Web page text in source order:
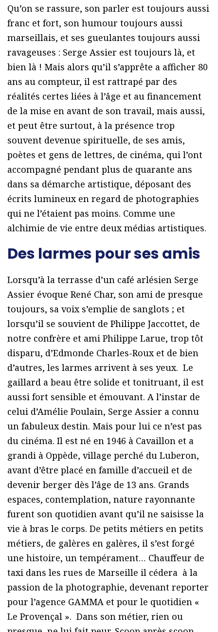
Qu’on se rassure, son parler est toujours aussi
franc et fort, son humour toujours aussi
marseillais, et ses gueulantes toujours aussi
ravageuses : Serge Assier est toujours là, et
bien là ! Mais alors qu’il s’apprête a afficher 80
ans au compteur, il est rattrapé par des
réalités certes liées à l’âge et au financement
de la mise en avant de son travail, mais aussi,
et peut être surtout, à la présence trop
souvent devenue spirituelle, de ses amis,
poètes et gens de lettres, de cinéma, qui l’ont
accompagné pendant plus de quarante ans
dans sa démarche artistique, déposant des
écrits lumineux en regard de photographies
qui ne l’étaient pas moins. Comme une
alchimie de vie entre deux médias artistiques.
Des larmes pour ses amis
Lorsqu’à la terrasse d’un café arlésien Serge
Assier évoque René Char, son ami de presque
toujours, sa voix s’emplie de sanglots ; et
lorsqu’il se souvient de Philippe Jaccottet, de
notre confrère et ami Philippe Larue, trop tôt
disparu, d’Edmonde Charles-Roux et de bien
d’autres, les larmes arrivent à ses yeux. Le
gaillard a beau être solide et tonitruant, il est
aussi fort sensible et émouvant. A l’instar de
celui d’Amélie Poulain, Serge Assier a connu
un fabuleux destin. Mais pour lui ce n’est pas
du cinéma. Il est né en 1946 à Cavaillon et a
grandi à Oppède, village perché du Luberon,
avant d’être placé en famille d’accueil et de
devenir berger dès l’âge de 13 ans. Grands
espaces, contemplation, nature rayonnante
furent son quotidien avant qu’il ne saisisse la
vie à bras le corps. De petits métiers en petits
métiers, de galères en galères, il s’est forgé
une histoire, un tempérament… Chauffeur de
taxi dans les rues de Marseille il cédera à la
passion de la photographie, devenant reporter
pour l’agence GAMMA et pour le quotidien «
Le Provençal ». Dans son métier, rien ou